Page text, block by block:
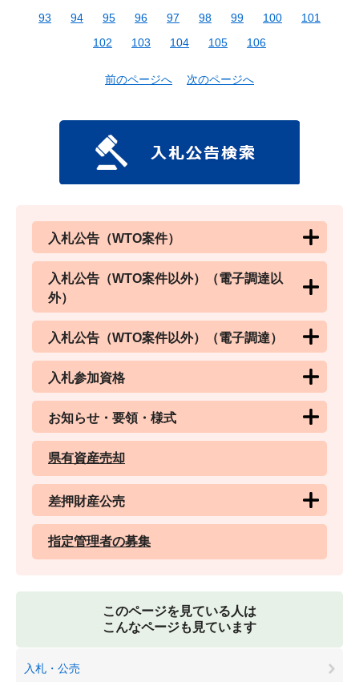
93
94 95 96 97 98 99 100
101
102
103 104 105 106
前のページへ 次のページへ
入札公告（WTO案件）
入札公告（WTO案件以外）（電子調達以
外）
入札公告（WTO案件以外）（電子調達）
入札参加資格
お知らせ・要領・様式
県有資産売却
差押財産公売
指定管理者の募集
このページを見ている人は
こんなページも見ています
入札・公売